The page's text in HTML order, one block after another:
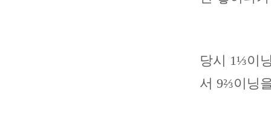
당시 1⅓이
서 9⅔이닝